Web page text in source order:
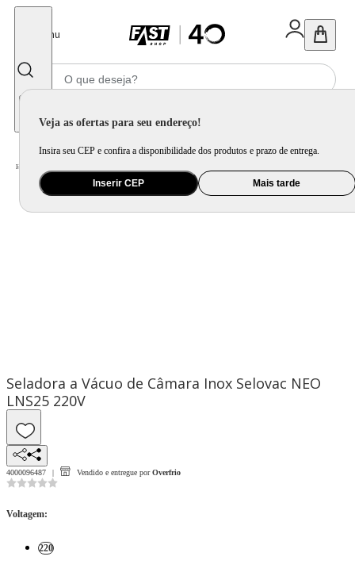
Menu
Veja as ofertas para seu endereço!
Insira seu CEP e confira a disponibilidade dos produtos e prazo de entrega.
Inserir CEP Mais tarde
Home
Seladora a Vácuo de Câmara Inox Selovac NEO
LNS25 220V
4000096487 Vendido e entregue por Overfrio
Voltagem:
220